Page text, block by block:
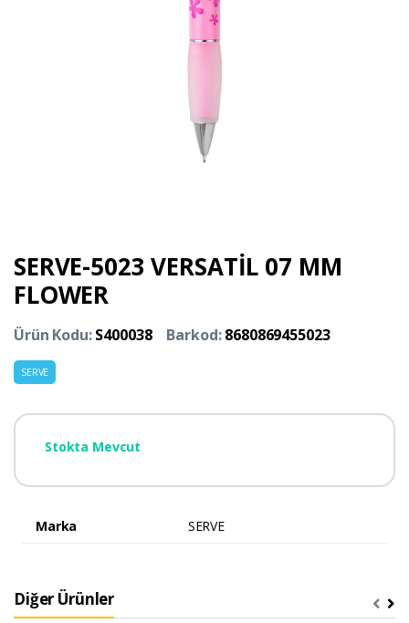
SERVE-5023 VERSATİL 07 MM
FLOWER
Ürün Kodu:S400038 Barkod:8680869455023
SERVE
Stokta Mevcut
Marka SERVE
Diğer Ürünler